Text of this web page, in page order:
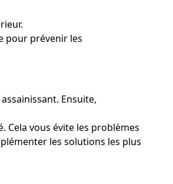
pour prévenir les
Ensuite,
Cela vous évite les problèmes
les solutions les plus